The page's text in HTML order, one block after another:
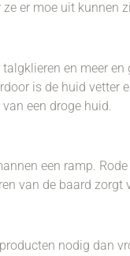
er moe uit kunnen
en meer
is de huid vetter
een droge huid.
een ramp.
van de baard zorgt
nodig dan